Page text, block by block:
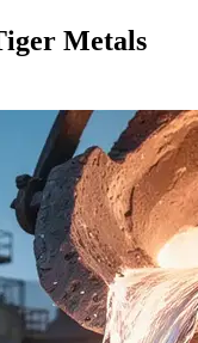
Metals